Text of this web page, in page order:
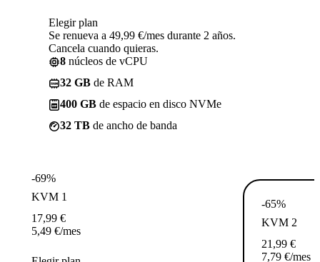
Elegir plan
Se renueva a 49,99 €/mes durante 2 años.
Cancela cuando quieras.
8 núcleos de vCPU
32 GB de RAM
400 GB de espacio en disco NVMe
32 TB de ancho de banda
-69%
KVM 1
17,99 €
5,49 €/mes
-65%
KVM 2
21,99 €
7,79 €/mes